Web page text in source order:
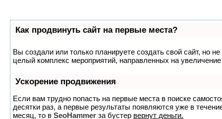
Как продвинуть сайт на первые места?
Вы создали или только планируете создать свой сайт, но
целый комплекс мероприятий, направленных на
Ускорение продвижения
Если вам трудно попасть на первые места в поиске
десятки раз, а первые результаты появляются уже в
месяц, то в SeoHammer за бустер вернут деньги.